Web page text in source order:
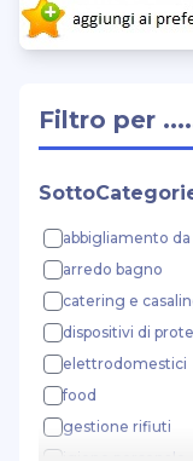
Filtro per
abbigliamento
arredo bagno
catering e
dispositivi di
elettrodomestici
food
gestione rifiuti